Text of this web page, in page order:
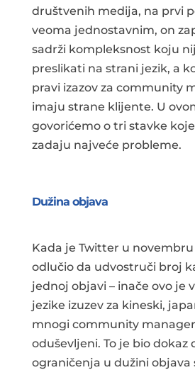
društvenih medija, na prvi
veoma jednostavnim, on
sadrži kompleksnost koju
preslikati na strani jezik, a
pravi izazov za community
imaju strane klijente. U
govorićemo o tri stavke
zadaju najveće probleme.
Dužina objava
Kada je Twitter u novembru
odlučio da udvostruči broj
jednoj objavi – inače ovo je
jezike izuzev za kineski,
mnogi community
oduševljeni. To je bio dokaz
ograničenja u dužini objava